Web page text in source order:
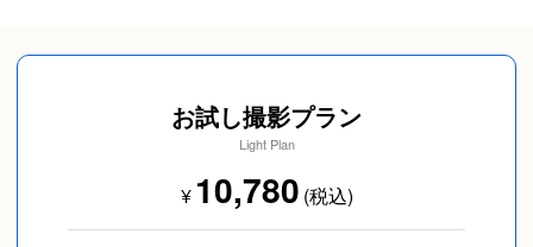
兵庫県、奈良県、滋賀県、京都府にも出張可能で
【大切にしていること】
1. 十分なヒアリングでご希望をしっかり理解する
大阪府(府内でも地域や駐車場の有無などによりおす
り/当日撮り)
お試し撮影プラン
Light Plan
¥10,780 (税込)